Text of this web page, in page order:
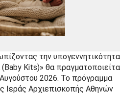
την
Kits)» θα
2026. Το πρόγραμμα
Ιεράς Αρχιεπισκοπής Αθηνών